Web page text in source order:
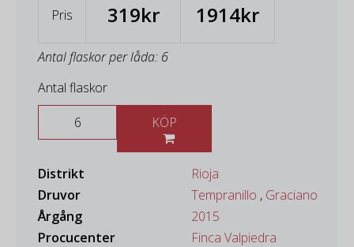
Pris 319kr 1914kr
Antal flaskor per låda: 6
Antal flaskor
Distrikt
Rioja
Druvor
Tempranillo , Graciano
Årgång
2015
Procucenter
Finca Valpiedra